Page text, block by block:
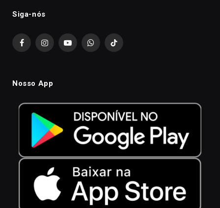
Siga-nós
FacebookInstagramYouTubeWhatsAppTikTok
Nosso App